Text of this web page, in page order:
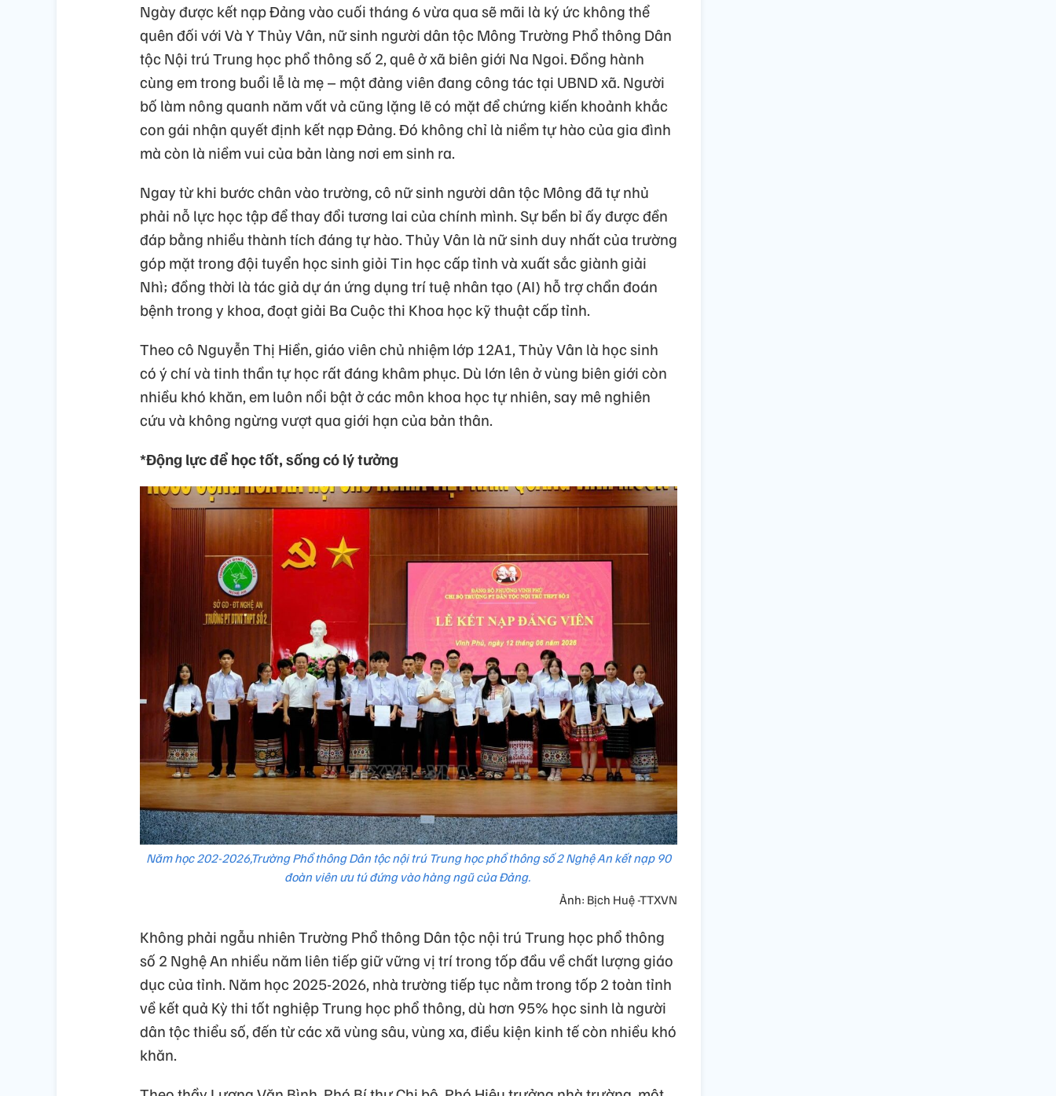
Ngày được kết nạp Đảng vào cuối tháng 6 vừa qua sẽ mãi là ký ức không thể
quên đối với Và Y Thủy Vân, nữ sinh người dân tộc Mông Trường Phổ thông Dân
tộc Nội trú Trung học phổ thông số 2, quê ở xã biên giới Na Ngoi. Đồng hành
cùng em trong buổi lễ là mẹ – một đảng viên đang công tác tại UBND xã. Người
bố làm nông quanh năm vất vả cũng lặng lẽ có mặt để chứng kiến khoảnh khắc
con gái nhận quyết định kết nạp Đảng. Đó không chỉ là niềm tự hào của gia đình
mà còn là niềm vui của bản làng nơi em sinh ra.
Ngay từ khi bước chân vào trường, cô nữ sinh người dân tộc Mông đã tự nhủ
phải nỗ lực học tập để thay đổi tương lai của chính mình. Sự bền bỉ ấy được đền
đáp bằng nhiều thành tích đáng tự hào. Thủy Vân là nữ sinh duy nhất của trường
góp mặt trong đội tuyển học sinh giỏi Tin học cấp tỉnh và xuất sắc giành giải
Nhì; đồng thời là tác giả dự án ứng dụng trí tuệ nhân tạo (AI) hỗ trợ chẩn đoán
bệnh trong y khoa, đoạt giải Ba Cuộc thi Khoa học kỹ thuật cấp tỉnh.
Theo cô Nguyễn Thị Hiền, giáo viên chủ nhiệm lớp 12A1, Thủy Vân là học sinh
có ý chí và tinh thần tự học rất đáng khâm phục. Dù lớn lên ở vùng biên giới còn
nhiều khó khăn, em luôn nổi bật ở các môn khoa học tự nhiên, say mê nghiên
cứu và không ngừng vượt qua giới hạn của bản thân.
*Động lực để học tốt, sống có lý tưởng
Năm học 202-2026,Trường Phổ thông Dân tộc nội trú Trung học phổ thông số 2 Nghệ An kết nạp 90
đoàn viên ưu tú đứng vào hàng ngũ của Đảng.
Ảnh: Bịch Huệ -TTXVN
Không phải ngẫu nhiên Trường Phổ thông Dân tộc nội trú Trung học phổ thông
số 2 Nghệ An nhiều năm liên tiếp giữ vững vị trí trong tốp đầu về chất lượng giáo
dục của tỉnh. Năm học 2025-2026, nhà trường tiếp tục nằm trong tốp 2 toàn tỉnh
về kết quả Kỳ thi tốt nghiệp Trung học phổ thông, dù hơn 95% học sinh là người
dân tộc thiểu số, đến từ các xã vùng sâu, vùng xa, điều kiện kinh tế còn nhiều khó
khăn.